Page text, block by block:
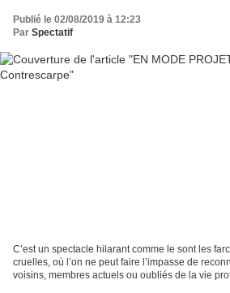
Publié le 02/08/2019 à 12:23
Par Spectatif
C’est un spectacle hilarant comme le sont les
cruelles, où l’on ne peut faire l’impasse de
voisins, membres actuels ou oubliés de la vie